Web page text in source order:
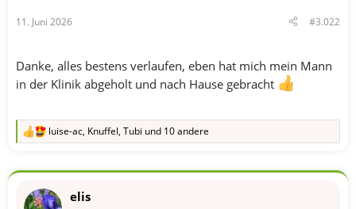
11. Juni 2026 #3.022
Danke, alles bestens verlaufen, eben hat mich mein Mann
in der Klinik abgeholt und nach Hause gebracht
R
k
luise-ac, Knuffel, Tubi und 10 andere
elis